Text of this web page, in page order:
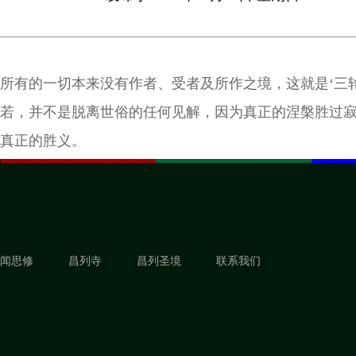
所有的一切本来没有作者、受者及所作之境，这就是‘三
若，并不是脱离世俗的任何见解，因为真正的涅槃胜过
真正的胜义。
闻思修 昌列寺 昌列圣境 联系我们